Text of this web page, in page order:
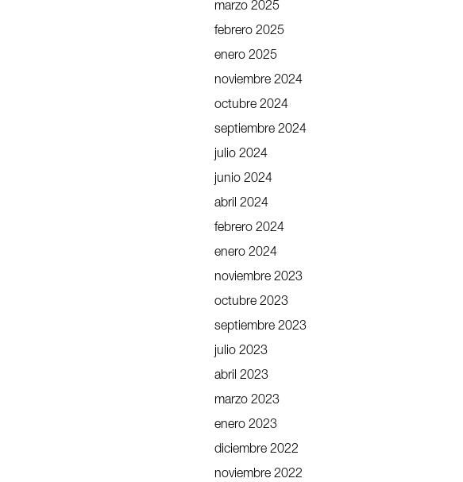
marzo 2025
febrero 2025
enero 2025
noviembre 2024
octubre 2024
septiembre 2024
julio 2024
junio 2024
abril 2024
febrero 2024
enero 2024
noviembre 2023
octubre 2023
septiembre 2023
julio 2023
abril 2023
marzo 2023
enero 2023
diciembre 2022
noviembre 2022